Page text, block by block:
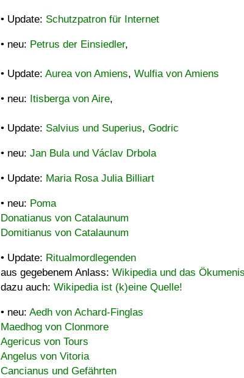
• Update: Schutzpatron für Internet
• neu: Petrus der Einsiedler,
• Update: Aurea von Amiens, Wulfia von Amiens
• neu: Itisberga von Aire,
• Update: Salvius und Superius, Godric
• neu: Jan Bula und Václav Drbola
• Update: Maria Rosa Julia Billiart
• neu: Poma
Donatianus von Catalaunum
Domitianus von Catalaunum
• Update: Ritualmordlegenden
aus gegebenem Anlass: Wikipedia und das
dazu auch: Wikipedia ist (k)eine Quelle!
• neu: Aedh von Achard-Finglas
Maedhog von Clonmore
Agericus von Tours
Angelus von Vitoria
Cancianus und Gefährten